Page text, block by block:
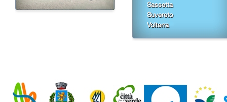
Sassetta
Suvereto
Volterra